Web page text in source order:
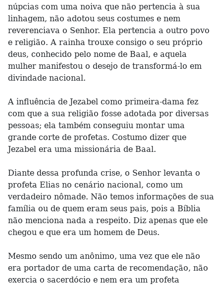
núpcias com uma noiva que não pertencia à sua
linhagem, não adotou seus costumes e nem
reverenciava o Senhor. Ela pertencia a outro povo
e religião. A rainha trouxe consigo o seu próprio
deus, conhecido pelo nome de Baal, e aquela
mulher manifestou o desejo de transformá-lo em
divindade nacional.
A influência de Jezabel como primeira-dama fez
com que a sua religião fosse adotada por diversas
pessoas; ela também conseguiu montar uma
grande corte de profetas. Costumo dizer que
Jezabel era uma missionária de Baal.
Diante dessa profunda crise, o Senhor levanta o
profeta Elias no cenário nacional, como um
verdadeiro nômade. Não temos informações de sua
família ou de quem eram seus pais, pois a Bíblia
não menciona nada a respeito. Diz apenas que ele
chegou e que era um homem de Deus.
Mesmo sendo um anônimo, uma vez que ele não
era portador de uma carta de recomendação, não
exercia o sacerdócio e nem era um profeta